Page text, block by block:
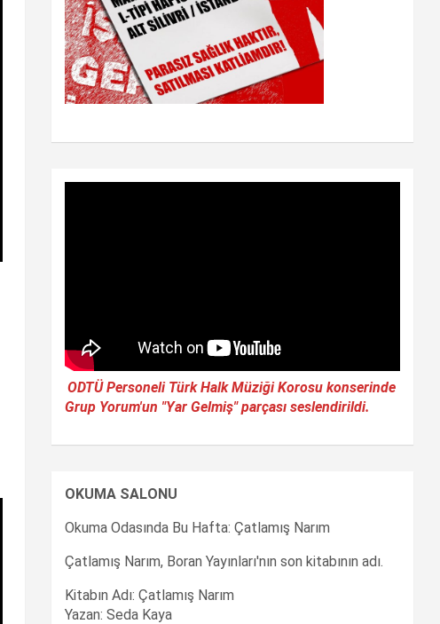
ODTÜ Personeli Türk Halk Müziği Korosu konserinde
Grup Yorum'un "Yar Gelmiş" parçası seslendirildi.
OKUMA SALONU
Okuma Odasında Bu Hafta: Çatlamış Narım
Çatlamış Narım, Boran Yayınları'nın son kitabının adı.
Kitabın Adı: Çatlamış Narım
Yazan: Seda Kaya